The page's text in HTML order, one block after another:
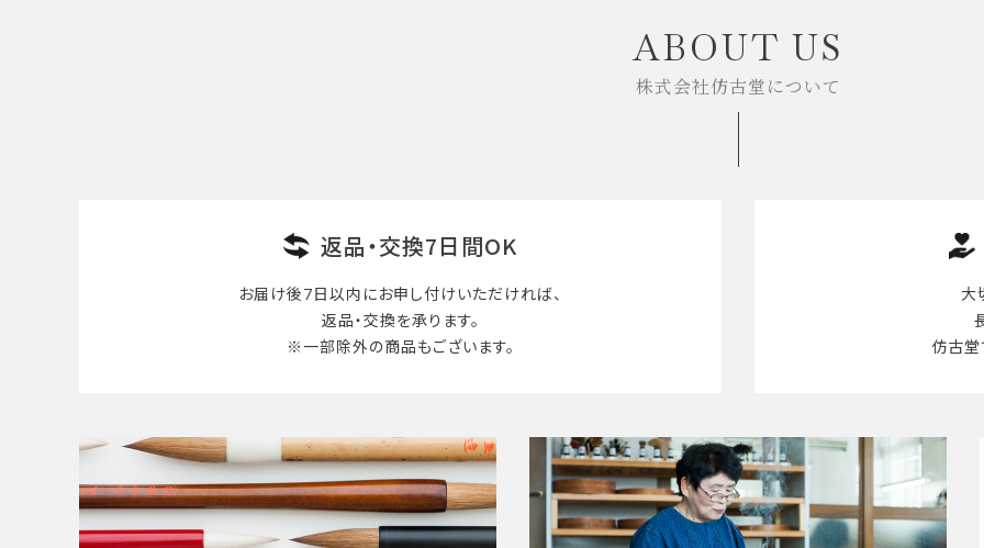
ABOUT US
株式会社仿古堂について
返品・交換7日間OK
お届け後7日以内にお申し付けいただければ、
返品・交換を承ります。
※一部除外の商品もございます。
大
仿古堂